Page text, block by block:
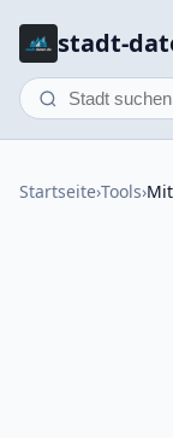
stadt-
Startseite›Tools›